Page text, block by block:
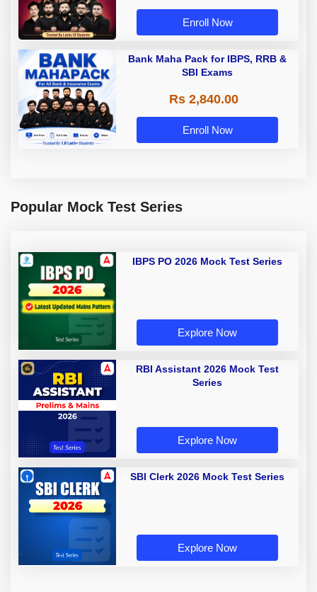
Enroll Now
Bank Maha Pack for IBPS, RRB &
SBI Exams
Rs 2,840.00
Enroll Now
Popular Mock Test Series
IBPS PO 2026 Mock Test Series
Explore Now
RBI Assistant 2026 Mock Test
Series
Explore Now
SBI Clerk 2026 Mock Test Series
Explore Now